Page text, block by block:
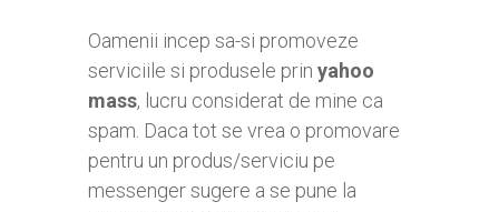
Oamenii incep sa-si promoveze
serviciile si produsele prin yahoo
mass, lucru considerat de mine ca
spam. Daca tot se vrea o promovare
pentru un produs/serviciu pe
messenger sugere a se pune la